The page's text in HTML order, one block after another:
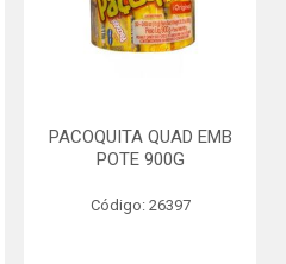
PACOQUITA QUAD EMB
POTE 900G
Código: 26397